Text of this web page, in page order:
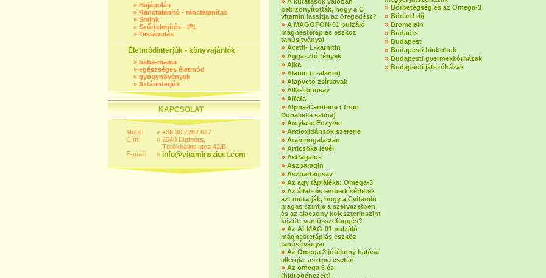
» Hajápolás
» Ránctalanító - ránctalanítás
» Smink
» Szőrtelenítés - IPL
» Testápolás
Életmódinterjúk - könyvajánlók
» baba-mama
» egészséges életmód
» gyógynövények
» Sztárinterjúk
KAPCSOLAT
Mobil:
Cím:
E-mail:
»
»
»
+36 30 7262 647
2040 Budaörs,
Törökbálinti utca 42/B
info@vitaminsziget.com
bebizonyították, hogy a C
vitamin lassítja az öregedést?
» A MAGOFON-01 pulzáló
mágnesterápiás eszköz
tanúsítványai
» Acetil- L-karnitin
» Aggasztó tények
» Ajka
» Alanin (L-alanin)
» Alapvető zsírsavak
» Alfa-liponsav
» Alfafa
» Alpha-Carotene ( from
Dunaliella salina)
» Amylase Enzyme
» Antioxidánsok szerepe
» Arabinogalactan
» Articsóka levél
» Astragalus
» Aszparagin
» Aszpartamsav
» Az agy tápláléka: Omega-3
» Az állat- és emberkísérletek
azt mutatják, hogy a Cvitamin
magas szintje a szervezetben
és az alacsony koleszterinszint
között van összefüggés?
» Az ALMAG-01 pulzáló
mágnesterápiás eszköz
tanúsítványai
» Az Omega 3 jótékony hatása
allergia, asztma esetén
» Az omega 6 és
(hidrogénezett)
» Bőrbetegség és az Omega-3
» Börlind díj
» Bromelain
» Budaörs
» Budapest
» Budapesti bioboltok
» Budapesti gyermekkórházak
» Budapesti játszóházak